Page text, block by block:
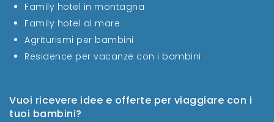
Vuoi ricevere idee e offerte per viaggiare con i
tuoi bambini?
Family hotel in montagna
Family hotel al mare
Agriturismi per bambini
Residence per vacanze con i bambini